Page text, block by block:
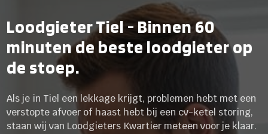
Loodgieter Tiel - Binnen 60
minuten de beste loodgieter op
de stoep.
Als je in Tiel een lekkage krijgt, problemen hebt met een
verstopte afvoer of haast hebt bij een cv-ketel storing,
staan wij van Loodgieters Kwartier meteen voor je klaar.